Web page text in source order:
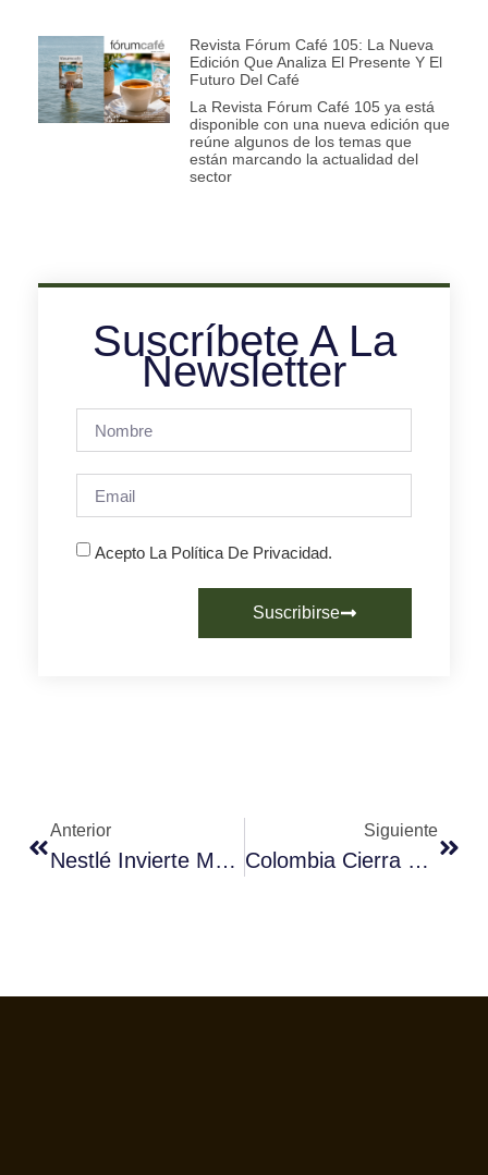
Revista Fórum Café 105: La Nueva
Edición Que Analiza El Presente Y El
Futuro Del Café
La Revista Fórum Café 105 ya está
disponible con una nueva edición que
reúne algunos de los temas que
están marcando la actualidad del
sector
Suscríbete A La
Newsletter
Acepto La Política De Privacidad.
Suscribirse
Anterior
Nestlé Invierte Más De 6 Millones De Euros En Su Fábrica De Café De Reus
Siguiente
Colombia Cierra Un Año Cafetero Excepcional A Pesar De La Covid-19